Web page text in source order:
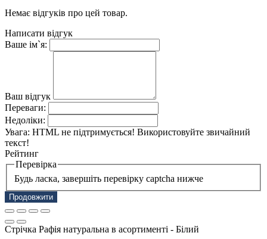
Немає відгуків про цей товар.
Написати відгук
Ваше ім`я:
Ваш відгук
Переваги:
Недоліки:
Увага: HTML не підтримується! Використовуйте звичайний
текст!
Рейтинг
Перевірка
Будь ласка, завершіть перевірку captcha нижче
Продовжити
Стрічка Рафія натуральна в асортименті - Білий